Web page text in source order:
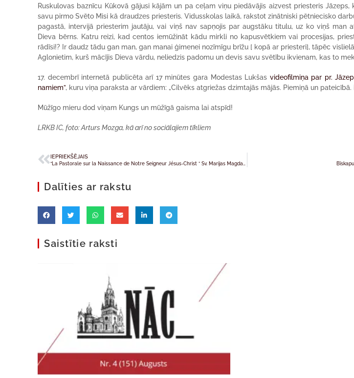
Ruskulovas baznīcu Kūkovā gājusi kājām un pa ceļam viņu piedāvājis aizvest priesteris Jāzeps,
savu pirmo Svēto Misi kā draudzes priesteris. Vidusskolas laikā, rakstot zinātniski pētniecisko
pagastā, intervijā priesterim jautāju, vai viņš nav sapņojis par augstāku titulu, uz ko viņš man
Dieva bērns. Katru reizi, kad centos iemūžināt kādu mirkli no kapusvētkiem vai procesijas,
rādīsi!? Ir daudz tādu gan man, gan manai ģimenei nozīmīgu brīžu [ kopā ar priesteri], tāpēc
Aglonietim, kurš mācījis Dieva vārdu, neliedzis padomu un devis savu svētību ikvienam, kas to
17. decembrī internetā publicēta arī 17 minūtes gara Modestas Lukšas videofilmiņa par pr.
namiem”, kuru viņa paraksta ar vārdiem: „Cilvēks atgriežas dzimtajās mājās. Piemiņā un pateicībā.
Mūžīgo mieru dod viņam Kungs un mūžīgā gaisma lai atspīd!
LRKB IC, foto: Arturs Mozga, kā arī no sociālajiem tīkliem
IEPRIEKŠĒJAIS
Dalīties ar rakstu
Saistītie raksti